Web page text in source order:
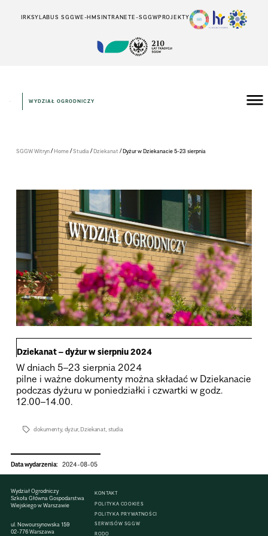
IRKSYLABUS SGGWE-HMSINTRANETE-SGGWPROJEKTY
WYDZIAŁ OGRODNICZY
SGGW Witryn/Home/Studia/Dziekanat /Dyżur w Dziekanacie 5-23 sierpnia
Dzie­ka­nat – dyżur w sierp­niu 2024
W dniach 5–23 sierp­nia 2024
pilne i ważne doku­menty można skła­dać w Dzie­ka­na­cie
pod­czas dyżuru w ponie­działki i czwartki w godz.
12.00–14.00.
dokumenty, dyżur, Dziekanat, studia
Data wydarzenia: 2024-08-05
Wydział Ogrodniczy
Szkoła Główna Gospodarstwa
Wiejskiego w Warszawie
ul. Nowoursynowska 159
02-776 Warszawa
KONTAKT
POLITYKA COOKIES
POLITYKA PRYWATNOŚCI
SERWISÓW SGGW
RODO